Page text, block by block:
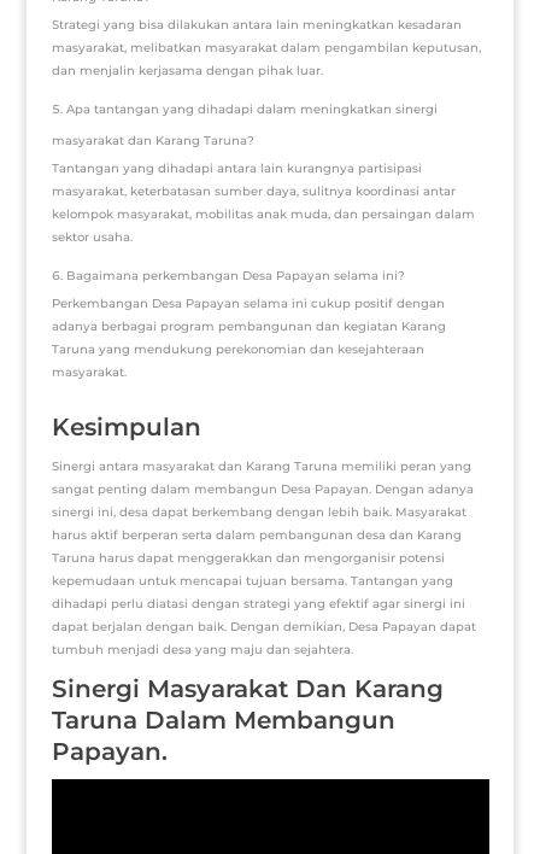
Strategi yang bisa dilakukan antara lain meningkatkan kesadaran
masyarakat, melibatkan masyarakat dalam pengambilan keputusan,
dan menjalin kerjasama dengan pihak luar.
Apa tantangan yang dihadapi dalam meningkatkan sinergi
masyarakat dan Karang Taruna?
Tantangan yang dihadapi antara lain kurangnya partisipasi
masyarakat, keterbatasan sumber daya, sulitnya koordinasi antar
kelompok masyarakat, mobilitas anak muda, dan persaingan dalam
sektor usaha.
Bagaimana perkembangan Desa Papayan selama ini?
Perkembangan Desa Papayan selama ini cukup positif dengan
adanya berbagai program pembangunan dan kegiatan Karang
Taruna yang mendukung perekonomian dan kesejahteraan
masyarakat.
Kesimpulan
Sinergi antara masyarakat dan Karang Taruna memiliki peran yang
sangat penting dalam membangun Desa Papayan. Dengan adanya
sinergi ini, desa dapat berkembang dengan lebih baik. Masyarakat
harus aktif berperan serta dalam pembangunan desa dan Karang
Taruna harus dapat menggerakkan dan mengorganisir potensi
kepemudaan untuk mencapai tujuan bersama. Tantangan yang
dihadapi perlu diatasi dengan strategi yang efektif agar sinergi ini
dapat berjalan dengan baik. Dengan demikian, Desa Papayan dapat
tumbuh menjadi desa yang maju dan sejahtera.
Sinergi Masyarakat Dan Karang
Taruna Dalam Membangun
Papayan.